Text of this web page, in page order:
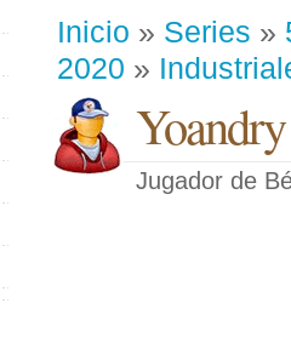
Inicio » Series »
2020 »
Jugador de